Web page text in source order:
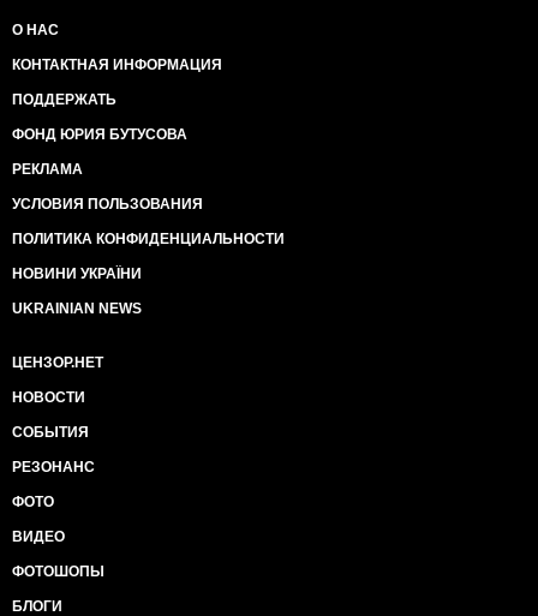
О НАС
КОНТАКТНАЯ ИНФОРМАЦИЯ
ПОДДЕРЖАТЬ
ФОНД ЮРИЯ БУТУСОВА
РЕКЛАМА
УСЛОВИЯ ПОЛЬЗОВАНИЯ
ПОЛИТИКА КОНФИДЕНЦИАЛЬНОСТИ
НОВИНИ УКРАЇНИ
UKRAINIAN NEWS
ЦЕНЗОР.НЕТ
НОВОСТИ
СОБЫТИЯ
РЕЗОНАНС
ФОТО
ВИДЕО
ФОТОШОПЫ
БЛОГИ